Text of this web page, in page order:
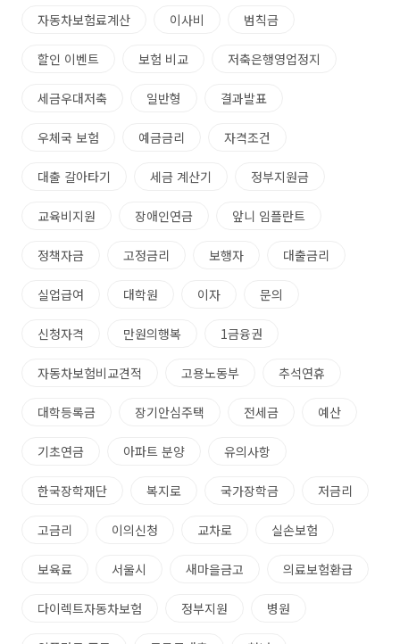
자동차보험료계산 이사비 범칙금
할인 이벤트 보험 비교 저축은행영업정지
세금우대저축 일반형 결과발표
우체국 보험 예금금리 자격조건
대출 갈아타기 세금 계산기 정부지원금
교육비지원 장애인연금 앞니 임플란트
정책자금 고정금리 보행자 대출금리
실업급여 대학원 이자 문의
신청자격 만원의행복 1금융권
자동차보험비교견적 고용노동부 추석연휴
대학등록금 장기안심주택 전세금 예산
기초연금 아파트 분양 유의사항
한국장학재단 복지로 국가장학금 저금리
고금리 이의신청 교차로 실손보험
보육료 서울시 새마을금고 의료보험환급
다이렉트자동차보험 정부지원 병원